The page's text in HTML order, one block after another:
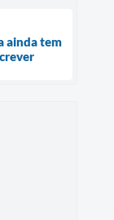
ainda tem